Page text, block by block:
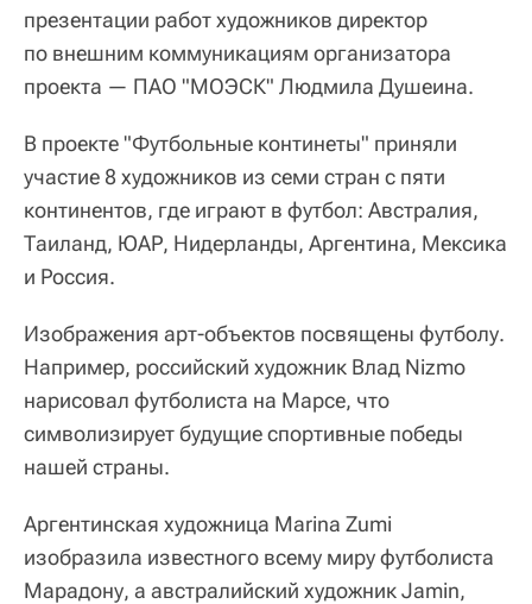
презентации работ художников директор
по внешним коммуникациям организатора
проекта — ПАО "МОЭСК" Людмила Душеина.
В проекте "Футбольные континеты" приняли
участие 8 художников из семи стран с пяти
континентов, где играют в футбол: Австралия,
Таиланд, ЮАР, Нидерланды, Аргентина, Мексика
и Россия.
Изображения арт-объектов посвящены футболу.
Например, российский художник Влад Nizmo
нарисовал футболиста на Марсе, что
символизирует будущие спортивные победы
нашей страны.
Аргентинская художница Marina Zumi
изобразила известного всему миру футболиста
Марадону, а австралийский художник Jamin,